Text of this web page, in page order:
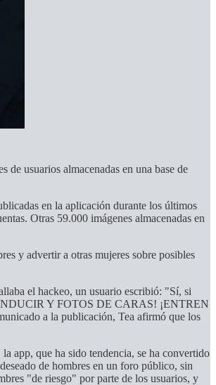
usuarios almacenadas en una base de
en la aplicación durante los últimos
Otras 59.000 imágenes almacenadas en
y advertir a otras mujeres sobre posibles
el hackeo, un usuario escribió: "Sí, si
Y FOTOS DE CARAS! ¡ENTREN
a la publicación, Tea afirmó que los
app, que ha sido tendencia, se ha convertido
de hombres en un foro público, sin
"de riesgo" por parte de los usuarios, y